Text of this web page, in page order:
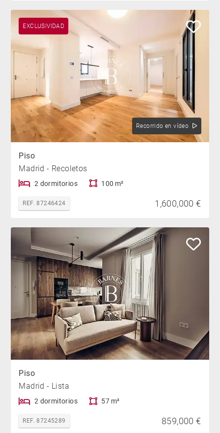
EXCLUSIVIDAD
Recorrido en vídeo
Piso
Madrid - Recoletos
2 dormitorios 100 m²
REF. 87246424 1,600,000 €
Piso
Madrid - Lista
2 dormitorios 57 m²
REF. 87245289 859,000 €